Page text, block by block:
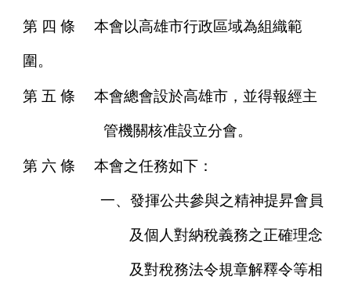
第 四 條 本會以高雄市行政區域為組織範
圍。
第 五 條 本會總會設於高雄市，並得報經主
管機關核准設立分會。
第 六 條 本會之任務如下：
一、發揮公共參與之精神提昇會員
及個人對納稅義務之正確理念
及對稅務法令規章解釋令等相